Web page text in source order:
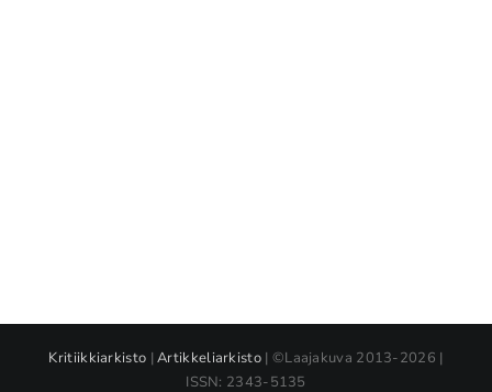
Kritiikkiarkisto |Artikkeliarkisto | ©Laajakuva 2013-2026 |
ISSN: 2343-5135